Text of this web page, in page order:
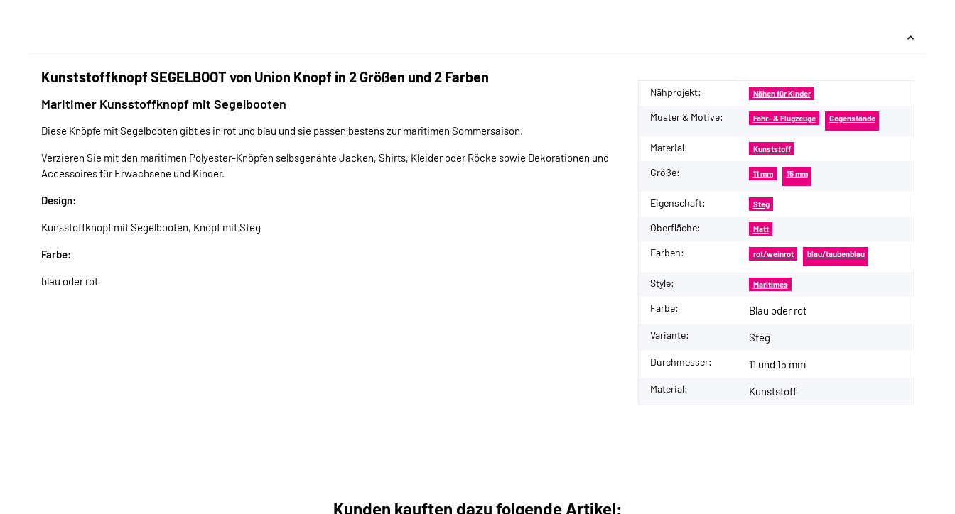
Kunststoffknopf SEGELBOOT von Union Knopf in 2 Größen und 2 Farben
Maritimer Kunsstoffknopf mit Segelbooten
Diese Knöpfe mit Segelbooten gibt es in rot und blau und sie passen bestens zur maritimen Sommersaison.
Verzieren Sie mit den maritimen Polyester-Knöpfen selbsgenähte Jacken, Shirts, Kleider oder Röcke sowie Dekorationen und
Accessoires für Erwachsene und Kinder.
Design:
Kunsstoffknopf mit Segelbooten, Knopf mit Steg
Farbe:
blau oder rot
Produkteigenschaft
Wert
Nähprojekt: Nähen für Kinder
Muster & Motive: Fahr- & Flugzeuge Gegenstände
Material: Kunststoff
Größe: 11 mm 15 mm
Eigenschaft: Steg
Oberfläche: Matt
Farben: rot/weinrot blau/taubenblau
Style: Maritimes
Farbe: Blau oder rot
Variante: Steg
Durchmesser: 11 und 15 mm
Material: Kunststoff
Kunden kauften dazu folgende Artikel: